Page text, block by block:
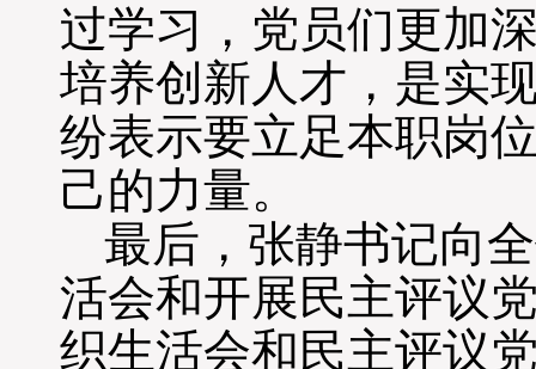
过学习，党员们更加
培养创新人才，是实
纷表示要立足本职岗
己的力量。
最后，张静书记向
活会和开展民主评议
织生活会和民主评议